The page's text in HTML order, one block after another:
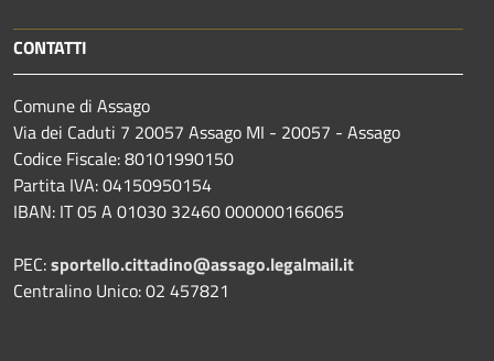
CONTATTI
Comune di Assago
Via dei Caduti 7 20057 Assago MI - 20057 - Assago
Codice Fiscale: 80101990150
Partita IVA: 04150950154
IBAN: IT 05 A 01030 32460 000000166065
PEC:sportello.cittadino@assago.legalmail.it
Centralino Unico: 02 457821